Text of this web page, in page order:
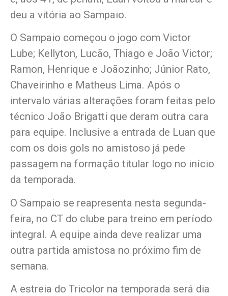
deu a vitória ao Sampaio.
O Sampaio começou o jogo com Victor
Lube; Kellyton, Lucão, Thiago e João Victor;
Ramon, Henrique e Joãozinho; Júnior Rato,
Chaveirinho e Matheus Lima. Após o
intervalo várias alterações foram feitas pelo
técnico João Brigatti que deram outra cara
para equipe. Inclusive a entrada de Luan que
com os dois gols no amistoso já pede
passagem na formação titular logo no início
da temporada.
O Sampaio se reapresenta nesta segunda-
feira, no CT do clube para treino em período
integral. A equipe ainda deve realizar uma
outra partida amistosa no próximo fim de
semana.
A estreia do Tricolor na temporada será dia